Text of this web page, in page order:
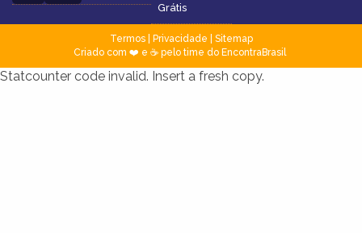
Grátis
Termos| Privacidade
Sitemap
Criado com ❤️ e ☕ pelo time do EncontraBrasil
Statcounter code invalid. Insert a fresh copy.